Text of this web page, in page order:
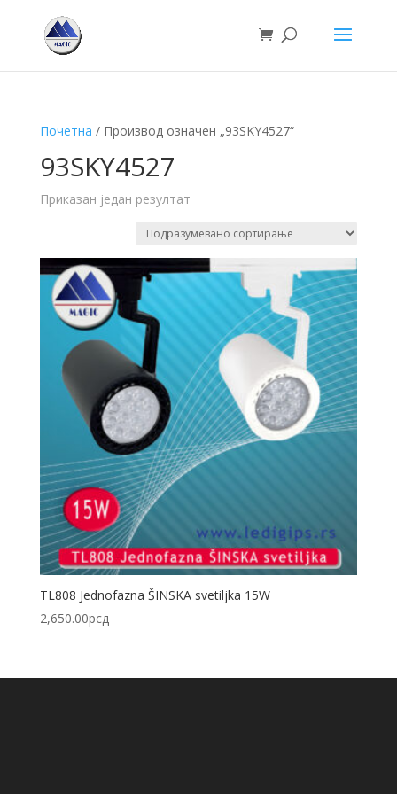
Почетна / Производ oзначен „93SKY4527“
93SKY4527
Приказан један резултат
TL808 Jednofazna ŠINSKA svetiljka 15W
2,650.00рсд